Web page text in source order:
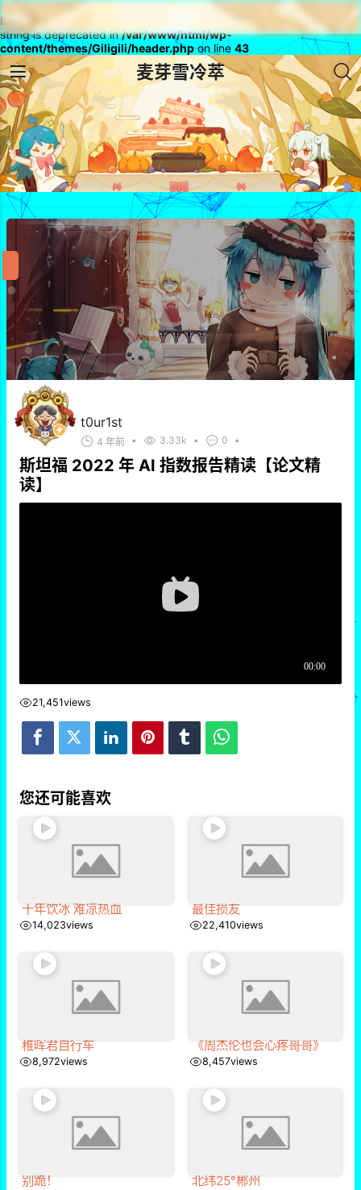
Deprecated
: rtrim(): Passing null to parameter #1 ($string) of type
string is deprecated in/var/www/html/wp-
content/themes/Giligili/header.phpon line 43
麦芽雪冷萃
t0ur1st
4 年前 • 3.33k • 0 •
斯坦福 2022 年 AI 指数报告精读【论文精
读】
21,451views
您还可能喜欢
十年饮冰 难凉热血
14,023views
最佳损友
22,410views
稚晖君自行车
8,972views
《周杰伦也会心疼哥哥》
8,457views
别跪！ 北纬25°郴州